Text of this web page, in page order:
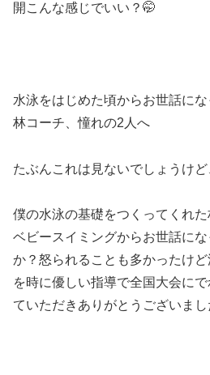
開こんな感じでいい？🤭
水泳をはじめた頃からお世話にな
林コーチ、憧れの2人へ
たぶんこれは見ないでしょうけど
僕の水泳の基礎をつくってくれた
ベビースイミングからお世話に
か？怒られることも多かったけ
を時に優しい指導で全国大会に
ていただきありがとうございまし